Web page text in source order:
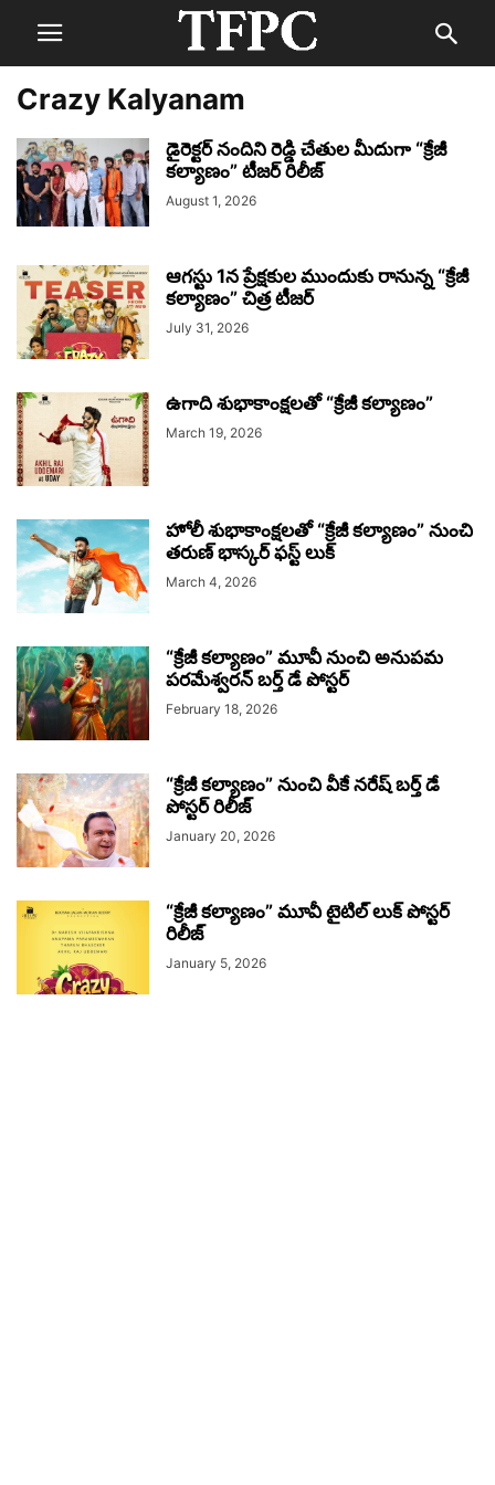
Crazy Kalyanam
డైరెక్టర్ నందిని రెడ్డి చేతుల మీదుగా “క్రేజీ
కల్యాణం” టీజర్ రిలీజ్
August 1, 2026
ఆగస్టు 1న ప్రేక్షకుల ముందుకు రానున్న “క్రేజీ
కల్యాణం” చిత్ర టీజర్
July 31, 2026
ఉగాది శుభాకాంక్షలతో “క్రేజీ కల్యాణం”
March 19, 2026
హోలీ శుభాకాంక్షలతో “క్రేజీ కల్యాణం” నుంచి
తరుణ్ భాస్కర్ ఫస్ట్ లుక్
March 4, 2026
“క్రేజీ కల్యాణం” మూవీ నుంచి అనుపమ
పరమేశ్వరన్ బర్త్ డే పోస్టర్
February 18, 2026
“క్రేజీ కల్యాణం” నుంచి వీకే నరేష్ బర్త్ డే
పోస్టర్ రిలీజ్
January 20, 2026
“క్రేజీ కల్యాణం” మూవీ టైటిల్ లుక్ పోస్టర్
రిలీజ్
January 5, 2026